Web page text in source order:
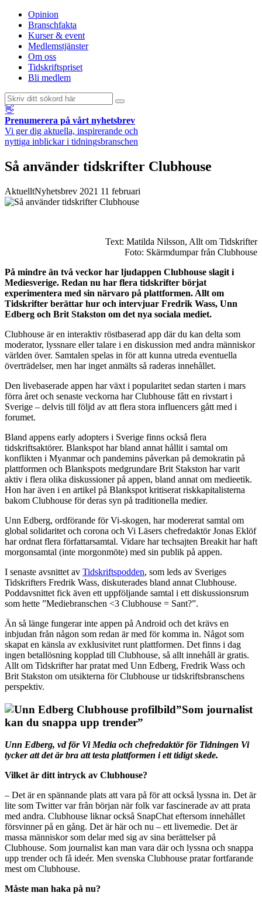
Opinion
Branschfakta
Kurser & event
Medlemstjänster
Om oss
Tidskriftspriset
Bli medlem
👋
Prenumerera på vårt nyhetsbrev
Vi ger dig aktuella, inspirerande och
nyttiga inblickar i tidningsbranschen
Så använder tidskrifter Clubhouse
AktuelltNyhetsbrev 2021 11 februari
Text: Matilda Nilsson, Allt om Tidskrifter
Foto: Skärmdumpar från Clubhouse
På mindre än två veckor har ljudappen Clubhouse slagit i
Mediesverige. Redan nu har flera tidskrifter börjat
experimentera med sin närvaro på plattformen. Allt om
Tidskrifter berättar hur och intervjuar Fredrik Wass, Unn
Edberg och Brit Stakston om det nya sociala mediet.
Clubhouse är en interaktiv röstbaserad app där du kan delta som
moderator, lyssnare eller talare i en diskussion med andra människor
världen över. Samtalen spelas in för att kunna utreda eventuella
överträdelser, men har inget anmälts så raderas innehållet.
Den livebaserade appen har växt i popularitet sedan starten i mars
förra året och senaste veckorna har Clubhouse fått en rivstart i
Sverige – delvis till följd av att flera stora influencers gått med i
forumet.
Bland appens early adopters i Sverige finns också flera
tidskriftsaktörer. Blankspot har bland annat hållit i samtal om
konflikten i Myanmar och pandemins påverkan på demokratin på
plattformen och Blankspots medgrundare Brit Stakston har varit
aktiv i flera olika diskussioner på appen, bland annat om medieetik.
Hon har även i en artikel på Blankspot kritiserat riskkapitalisterna
bakom Clubhouse för deras syn på traditionella medier.
Unn Edberg, ordförande för Vi-skogen, har modererat samtal om
global solidaritet och corona och Vi Läsers chefredaktör Jonas Eklöf
har ordnat flera författarsamtal. Vidare har techsajten Breakit har haft
morgonsamtal (inte morgonmöte) med sin publik på appen.
I senaste avsnittet av Tidskriftspodden, som leds av Sveriges
Tidskrifters Fredrik Wass, diskuterades bland annat Clubhouse.
Poddavsnittet fick även ett uppföljande samtal i ett diskussionsrum
som hette ”Mediebranschen <3 Clubhouse = Sant?”.
Än så länge fungerar inte appen på Android och det krävs en
inbjudan från någon som redan är med för komma in. Något som
skapat en känsla av exklusivitet runt plattformen. Det finns i dag
ingen betallösning kopplad till Clubhouse, så allt innehåll är gratis.
Allt om Tidskrifter har pratat med Unn Edberg, Fredrik Wass och
Brit Stakston om utsikterna för Clubhouse ur tidskriftsbranschens
perspektiv.
”Som journalist
kan du snappa upp trender”
Unn Edberg, vd för Vi Media och chefredaktör för Tidningen Vi
tycker att det är bra att testa plattformen i ett tidigt skede.
Vilket är ditt intryck av Clubhouse?
– Det är en spännande plats att vara på för att också lyssna in. Det är
lite som Twitter var från början när folk var fascinerade av att prata
med andra. Clubhouse liknar också SnapChat eftersom innehållet
försvinner på en gång. Det är här och nu – ett livemedie. Det är
massa människor som delar med sig av sina berättelser på
Clubhouse. Som journalist kan man vara där och lyssna och snappa
upp trender och få ideér. Men svenska Clubhouse pratar fortfarande
mest om Clubhouse.
Måste man haka på nu?